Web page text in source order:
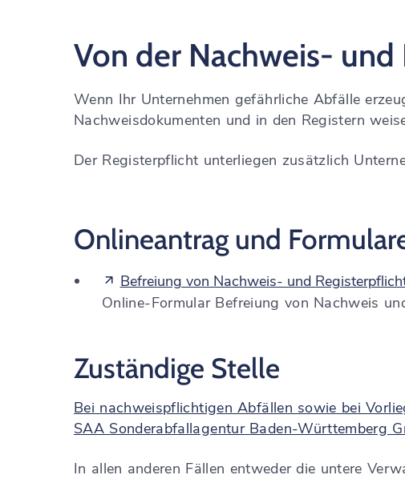
Von der Nachweis-
Wenn Ihr Unternehmen gefährliche Abfälle
Nachweisdokumenten und in den Registern
Der Registerpflicht unterliegen zusätzlich
Onlineantrag und
Befreiung von Nachweis- und
Online-Formular Befreiung von Nachweis
Zuständige Stelle
Bei nachweispflichtigen Abfällen sowie bei
SAA Sonderabfallagentur Baden-Württemberg
In allen anderen Fällen entweder die untere